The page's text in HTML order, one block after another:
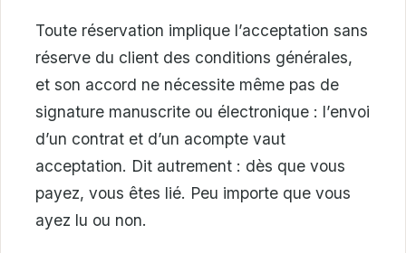
Toute réservation implique l’acceptation sans
réserve du client des conditions générales,
et son accord ne nécessite même pas de
signature manuscrite ou électronique : l’envoi
d’un contrat et d’un acompte vaut
acceptation. Dit autrement : dès que vous
payez, vous êtes lié. Peu importe que vous
ayez lu ou non.